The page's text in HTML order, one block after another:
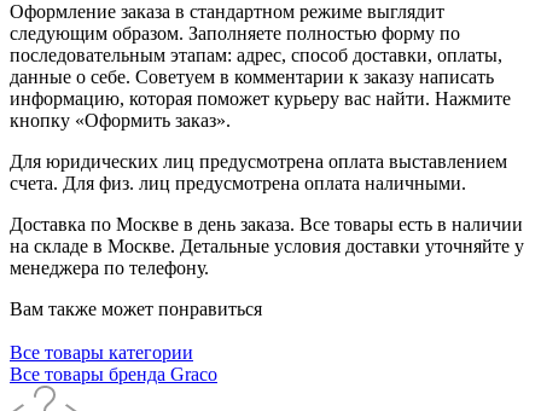
Оформление заказа в стандартном режиме выглядит
следующим образом. Заполняете полностью форму по
последовательным этапам: адрес, способ доставки, оплаты,
данные о себе. Советуем в комментарии к заказу написать
информацию, которая поможет курьеру вас найти. Нажмите
кнопку «Оформить заказ».
Для юридических лиц предусмотрена оплата выставлением
счета. Для физ. лиц предусмотрена оплата наличными.
Доставка по Москве в день заказа. Все товары есть в наличии
на складе в Москве. Детальные условия доставки уточняйте у
менеджера по телефону.
Вам также может понравиться
Все товары категории
Все товары бренда Graco